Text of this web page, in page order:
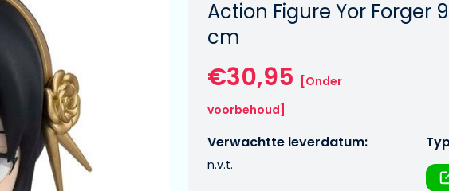
Action Figure Yor Forger 9
cm
€30,95
[Onder
voorbehoud]
Verwachtte leverdatum:
n.v.t.